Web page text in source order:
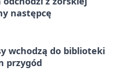
następcę
wchodzą do biblioteki
przygód